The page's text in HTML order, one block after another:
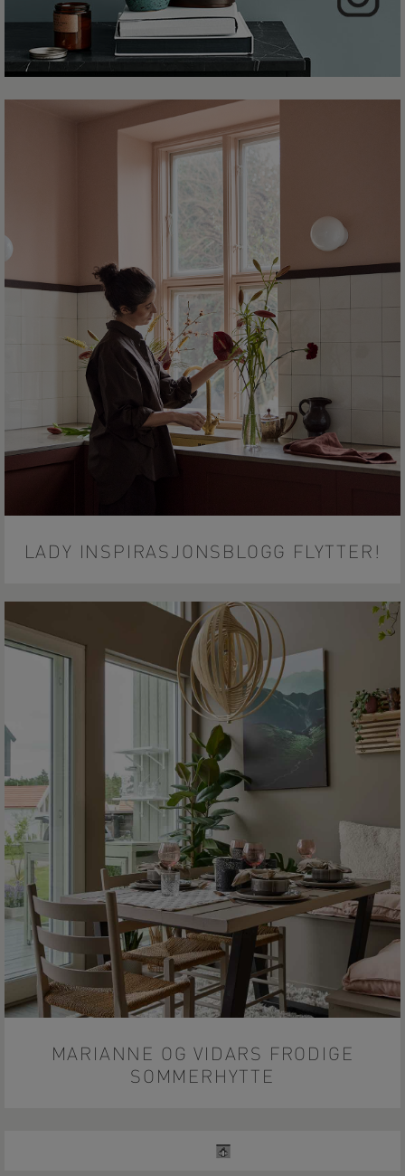
LADY INSPIRASJONSBLOGG FLYTTER!
MARIANNE OG VIDARS FRODIGE
SOMMERHYTTE